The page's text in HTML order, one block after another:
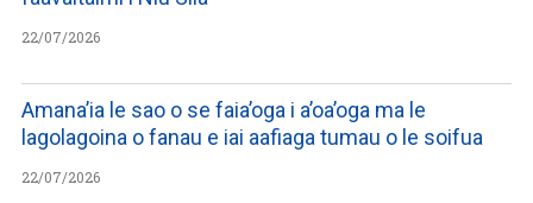
22/07/2026
Amana’ia le sao o se faia’oga i a’oa’oga ma le
lagolagoina o fanau e iai aafiaga tumau o le soifua
22/07/2026